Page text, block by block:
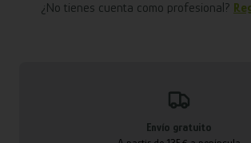
¿No tienes cuenta como profesional?
Envío gratuito